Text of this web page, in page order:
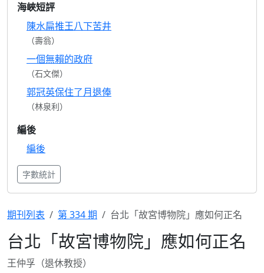
海峽短評
陳水扁推王八下苦井
（壽翁）
一個無賴的政府
（石文傑）
郭冠英保住了月退俸
（林泉利）
編後
編後
字數統計
期刊列表 第 334 期 台北「故宮博物院」應如何正名
台北「故宮博物院」應如何正名
王仲孚（退休教授）